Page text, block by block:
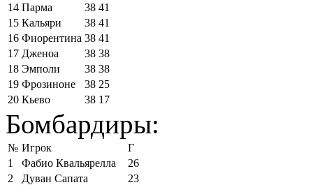
14 Парма 38 41
15 Кальяри 38 41
16 Фиорентина 38 41
17 Дженоа 38 38
18 Эмполи 38 38
19 Фрозиноне 38 25
20 Кьево 38 17
Бомбардиры:
№ Игрок
Г
1
Фабио Квальярелла
26
2
Дуван Сапата
23